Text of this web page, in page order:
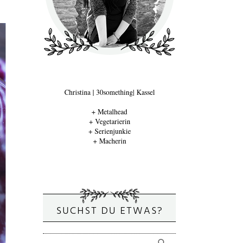
Christina | 30something| Kassel
+ Metalhead
+ Vegetarierin
+ Serienjunkie
+ Macherin
SUCHST DU ETWAS?